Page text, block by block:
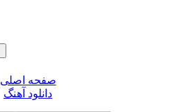
صفحه اصلی
دانلود آهنگ